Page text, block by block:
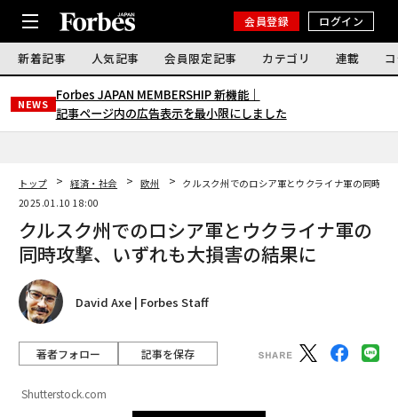
会員登録 ログイン
新着記事 人気記事 会員限定記事 カテゴリ 連載
NEWS
Forbes JAPAN MEMBERSHIP 新機能｜
記事ページ内の広告表示を最小限にしました
トップ 経済・社会 欧州
クルスク州でのロシア軍とウクライナ軍の同時攻
2025.01.10 18:00
クルスク州でのロシア軍とウクライナ軍の
同時攻撃、いずれも大損害の結果に
David Axe | Forbes Staff
著者フォロー 記事を保存
Shutterstock.com